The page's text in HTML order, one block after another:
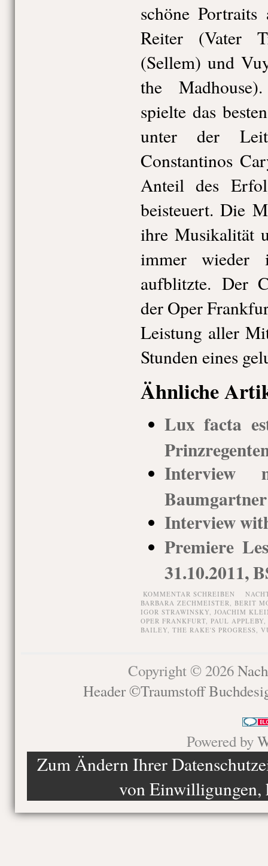
schöne
Reiter (Vater
(Sellem) und
the
spielte das
unter der
Constantinos
Anteil des
beisteuert. Die
ihre Musikalität
immer wieder
aufblitzte. Der
der Oper
Leistung aller
Stunden eines
Ähnliche
Lux facta
Interview
Baumgartner
Interview
Premiere
31.10.2011,
KOMMENTAR SCHREIBEN
BARBARA ZECHMEISTER, BERIT
IGOR STRAWINSKY, JOACHIM
OPER FRANKFURT, PAUL APPLEBY,
BAILEY, THE RAKE'S PROGRESS,
Copyright © 2026
Header ©Traumstoff
Powered by
Zum Ändern Ihrer
von